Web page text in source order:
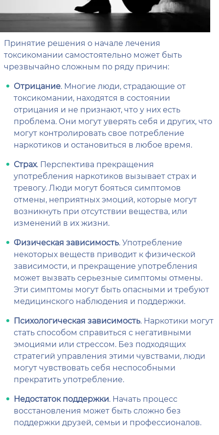
Принятие решения о начале лечения
токсикомании самостоятельно может быть
чрезвычайно сложным по ряду причин:
Отрицание. Многие люди, страдающие от
токсикомании, находятся в состоянии
отрицания и не признают, что у них есть
проблема. Они могут уверять себя и других, что
могут контролировать свое потребление
наркотиков и остановиться в любое время.
Страх. Перспектива прекращения
употребления наркотиков вызывает страх и
тревогу. Люди могут бояться симптомов
отмены, неприятных эмоций, которые могут
возникнуть при отсутствии вещества, или
изменений в их жизни.
Физическая зависимость. Употребление
некоторых веществ приводит к физической
зависимости, и прекращение употребления
может вызвать серьезные симптомы отмены.
Эти симптомы могут быть опасными и требуют
медицинского наблюдения и поддержки.
Психологическая зависимость. Наркотики могут
стать способом справиться с негативными
эмоциями или стрессом. Без подходящих
стратегий управления этими чувствами, люди
могут чувствовать себя неспособными
прекратить употребление.
Недостаток поддержки. Начать процесс
восстановления может быть сложно без
поддержки друзей, семьи и профессионалов.